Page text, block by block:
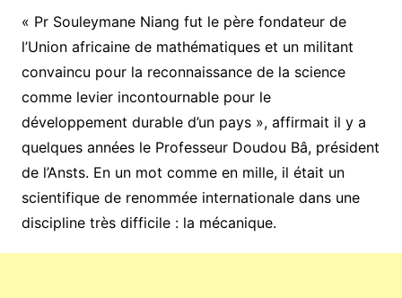
« Pr Souleymane Niang fut le père fondateur de
l’Union africaine de mathématiques et un militant
convaincu pour la reconnaissance de la science
comme levier incontournable pour le
développement durable d’un pays », affirmait il y a
quelques années le Professeur Doudou Bâ, président
de l’Ansts. En un mot comme en mille, il était un
scientifique de renommée internationale dans une
discipline très difficile : la mécanique.